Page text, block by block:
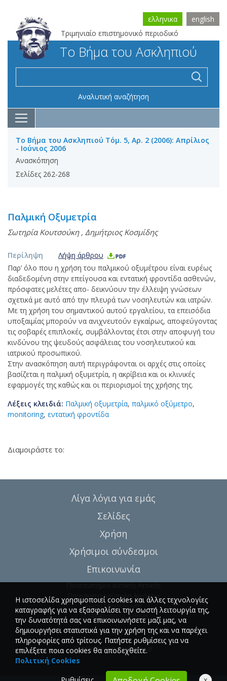
Τριμηνιαίο επιστημονικό περιοδικό
ελληνικα english
Το Βήμα του Ασκληπιού
Αναλυτική αναζήτηση
Το Βήμα του Ασκληπιού Τόμ. 5, Αρ. 2 (2006): Απρίλιος
- Ιούνιος 2006
Ανασκόπηση
Σελίδες 262-268
Παλμική Οξυμετρία
Σωτηρία Κουτσούκη, Δημήτριος Κοσμίδης
Περίληψη
Λήψη άρθρου
Παρ’ όλο που η χρήση του παλμικού οξυμέτρου είναι ευρέως
διαδεδομένη στην επείγουσα και εντατική φροντίδα ασθενών,
πρόσφατες μελέτες απο- δεικνύουν την έλλειψη γνώσεων
σχετικά με αυτό από την πλευρά των νοσηλευτών και ιατρών.
Με τη χρήση του σημαντικού αυτού εργαλείου, τα επεισόδια
υποξαιμίας μπορούν να ανιχνευτούν εγκαίρως, αποφεύγοντας
τις σοβαρές επιπλοκές, συμβάλλοντας έτσι στην αποφυγή του
κινδύνου της ψευδούς ασφάλειας του νοσηλευτικού και
ιατρικού προσωπικού.
Στην ανασκόπηση αυτή περιγράφονται οι αρχές στις οποίες
βασίζεται η παλμική οξυμετρία, η ακρίβεια και οι κλινικές
εφαρμογές της καθώς και οι περιορισμοί της χρήσης της.
Λέξεις κλειδιά: Παλμική οξυμετρία, παλμικό οξύμετρο,
monitoring, εντατική φροντίδα
Διαμοιράστε το:
Λίγα λόγια για εμάς
Σελίδες
Χρήση
Χρήσιμοι σύνδεσμοι
Επικοινωνία
Πανεπιστήμιο Δυτικής Αττικής
Πανεπιστημιούπολη Αιγάλεω
Αγίου Σπυρίδωνος
12243 Αιγάλεω, Αθήνα
T.:6946857254
E.:info@vima-asklipiou.gr
Η ιστοσελίδα χρησιμοποιεί cookies και άλλες τεχνολογίες
καταγραφής για να εξασφαλίσει την σωστή λειτουργία της,
την δυνατότητά σας να επικοινωνήσετε μαζί μας, να
δημιουργήσει στατιστικά για την χρήση της και να παρέχει
πληροφορίες από τρίτους. Πατήστε ρυθμίσεις για να
επιλέξετε ποια cookies θα αποδεχθείτε.
Πολιτική Cookies